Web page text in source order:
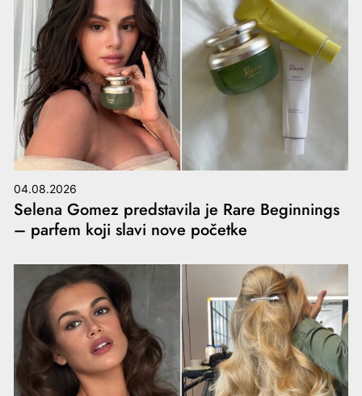
04.08.2026
Selena Gomez predstavila je Rare Beginnings
– parfem koji slavi nove početke